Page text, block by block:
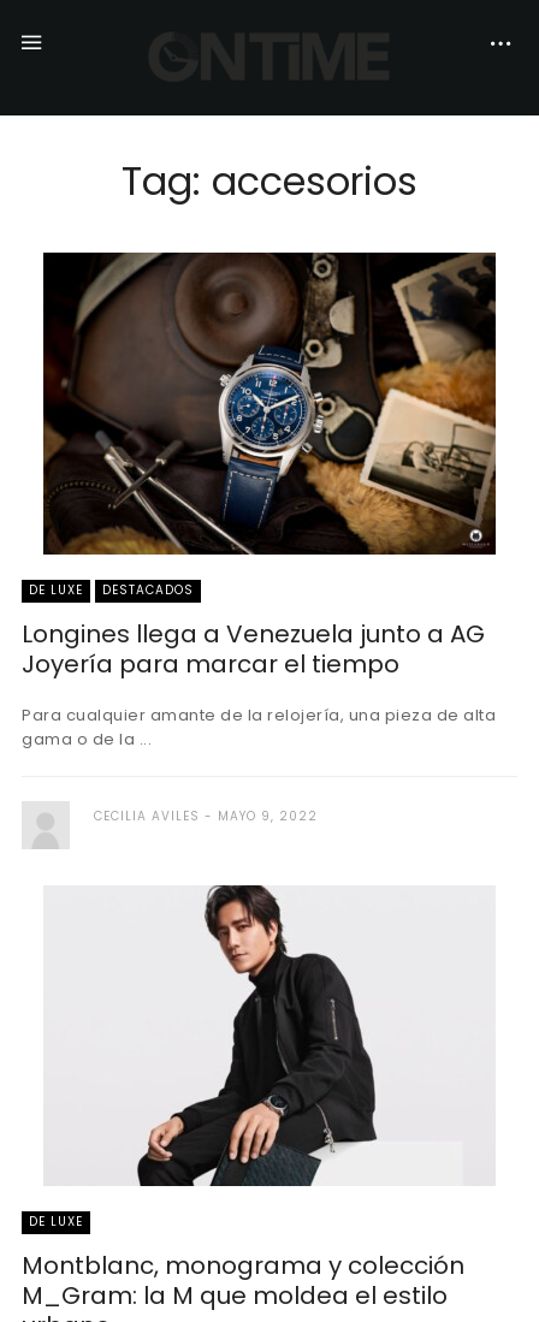
Tag: accesorios
DE LUXE DESTACADOS
Longines llega a Venezuela junto a AG
Joyería para marcar el tiempo
Para cualquier amante de la relojería, una pieza de alta
gama o de la ...
CECILIA AVILES MAYO 9, 2022
DE LUXE
Montblanc, monograma y colección
M_Gram: la M que moldea el estilo